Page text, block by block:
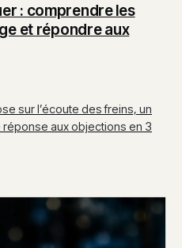
: comprendre les
et répondre aux
sur l’écoute des freins, un
aux objections en 3